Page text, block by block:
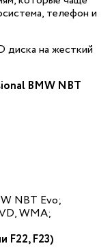
телефон и
диска на жесткий
BMW NBT
NBT Evo;
WMA;
F22, F23)